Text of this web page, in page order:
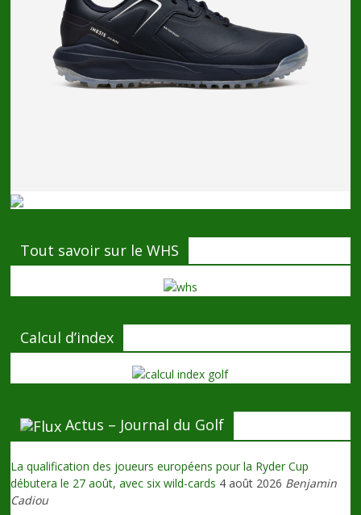
Tout savoir sur le WHS
Calcul d’index
Actus – Journal du Golf
La qualification des joueurs européens pour la Ryder Cup
débutera le 27 août, avec six wild-cards 4 août 2026 Benjamin
Cadiou